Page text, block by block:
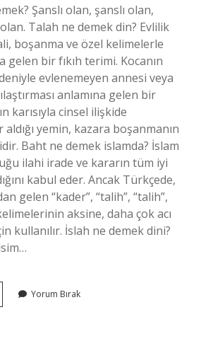
Şanslı olan, şanslı olan,
Talah ne demek din? Evlilik
boşanma ve özel kelimelerle
gelen bir fıkıh terimi. Kocanın
evlenemeyen annesi veya
anlamına gelen bir
karısıyla cinsel ilişkide
yemin, kazara boşanmanın
Baht ne demek islamda? İslam
ilahi irade ve kararın tüm iyi
kabul eder. Ancak Türkçede,
gelen “kader”, “talih”, “talih”,
aksine, daha çok acı
kullanılır. İslah ne demek dini?
Yorum Bırak